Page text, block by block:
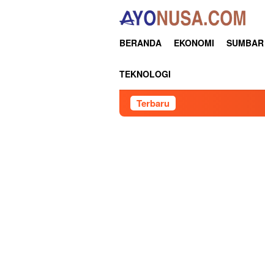
BERANDA EKONOMI SUMBAR
TEKNOLOGI
Terbaru